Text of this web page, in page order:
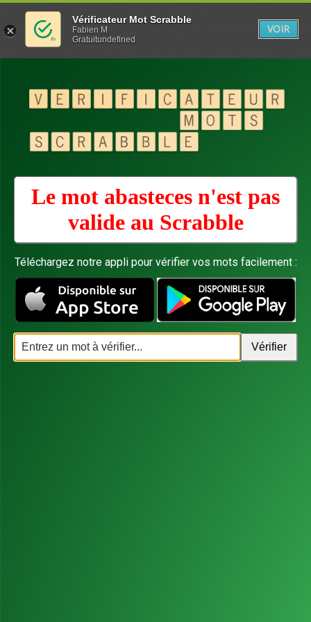
Le mot abasteces n'est pas
valide au Scrabble
Téléchargez notre appli pour vérifier vos mots facilement :
Vérificateur Mot Scrabble
Fabien M
Gratuitundefined
VOIR